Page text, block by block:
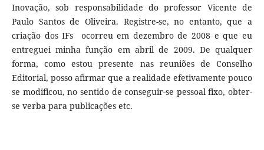
Inovação, sob responsabilidade do professor Vicente de
Paulo Santos de Oliveira. Registre-se, no entanto, que a
criação dos IFs ocorreu em dezembro de 2008 e que eu
entreguei minha função em abril de 2009. De qualquer
forma, como estou presente nas reuniões de Conselho
Editorial, posso afirmar que a realidade efetivamente pouco
se modificou, no sentido de conseguir-se pessoal fixo, obter-
se verba para publicações etc.